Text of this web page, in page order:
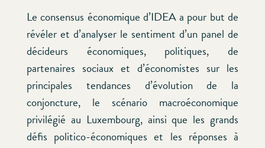
Le consensus économique d’IDEA a pour but de
révéler et d’analyser le sentiment d’un panel de
décideurs économiques, politiques, de
partenaires sociaux et d’économistes sur les
principales tendances d’évolution de la
conjoncture, le scénario macroéconomique
privilégié au Luxembourg, ainsi que les grands
défis politico-économiques et les réponses à